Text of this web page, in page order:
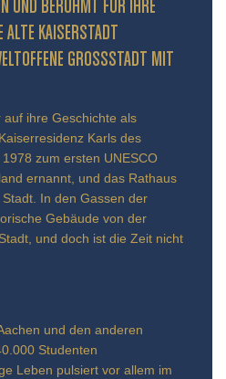
BERÜHMT FÜR IHRE PR
KAISERSTADT PR
GROSSSTADT MIT HIS
auf ihre Geschichte als
Karls des
zum ersten UNESCO
ernannt, und das Rathaus
In den Gassen der
Gebäude von der
und doch ist die Zeit nicht
und den anderen
Studenten
Leben pulsiert vor allem im